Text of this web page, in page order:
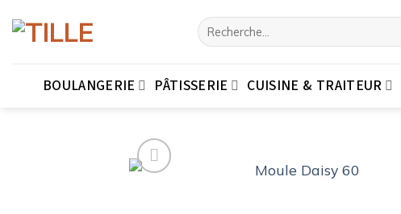
au
Recherche
pour :
BOULANGERIE PÂTISSERIE CUISINE & TRAITEUR